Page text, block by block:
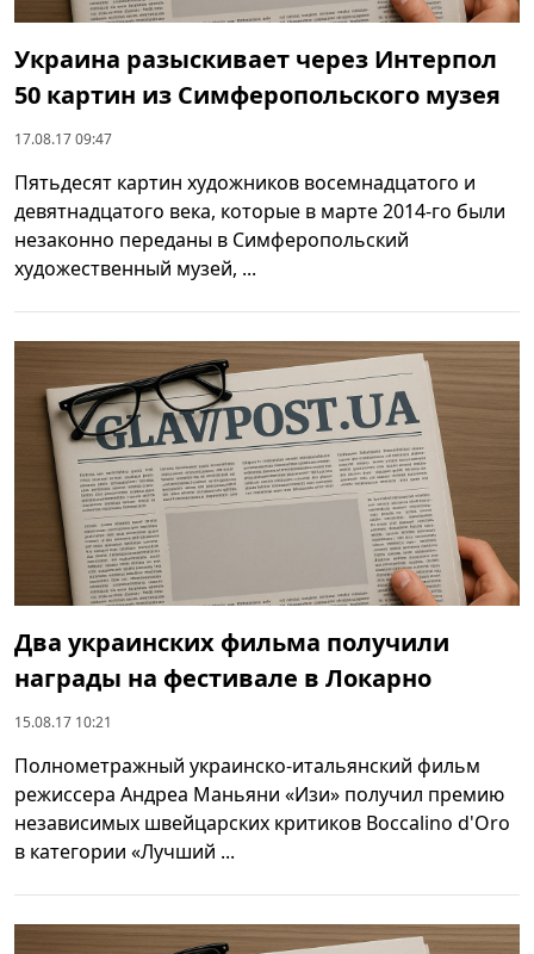
Украина разыскивает через Интерпол
50 картин из Симферопольского музея
17.08.17 09:47
Пятьдесят картин художников восемнадцатого и
девятнадцатого века, которые в марте 2014-го были
незаконно переданы в Симферопольский
художественный музей, ...
Два украинских фильма получили
награды на фестивале в Локарно
15.08.17 10:21
Полнометражный украинско-итальянский фильм
режиссера Андреа Маньяни «Изи» получил премию
независимых швейцарских критиков Boccalino d'Oro
в категории «Лучший ...